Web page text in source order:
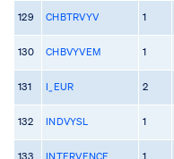
129 CHBTRVYV 1
130 CHBVYVEM 1
131 I_EUR 2
132 INDVYSL 1
133 INTERVENCE 1